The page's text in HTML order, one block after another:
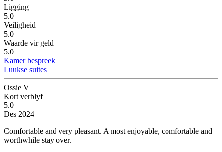
Ligging
5.0
Veiligheid
5.0
Waarde vir geld
5.0
Kamer bespreek
Luukse suites
Ossie V
Kort verblyf
5.0
Des 2024
Comfortable and very pleasant. A most enjoyable, comfortable and
worthwhile stay over.